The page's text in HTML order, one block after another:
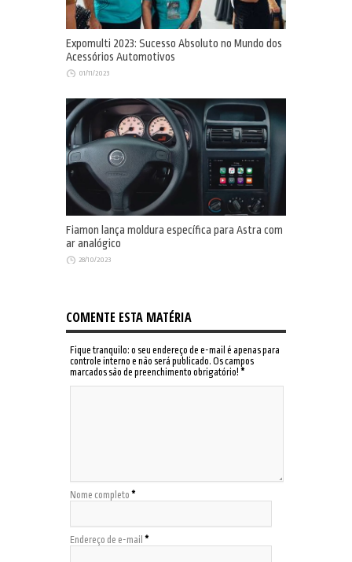
Expomulti 2023: Sucesso Absoluto no Mundo dos
Acessórios Automotivos
01/11/2023
Fiamon lança moldura específica para Astra com
ar analógico
28/10/2023
COMENTE ESTA MATÉRIA
Fique tranquilo: o seu endereço de e-mail é apenas para
controle interno e não será publicado. Os campos
marcados são de preenchimento obrigatório! *
Nome completo *
Endereço de e-mail *